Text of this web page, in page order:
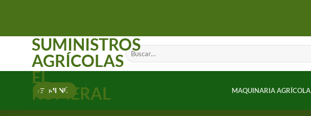
SUMINISTROS
AGRÍCOLAS
EL
ROMERAL
Buscar
por:
MENÚ MAQUINARIA AGRÍCOLA